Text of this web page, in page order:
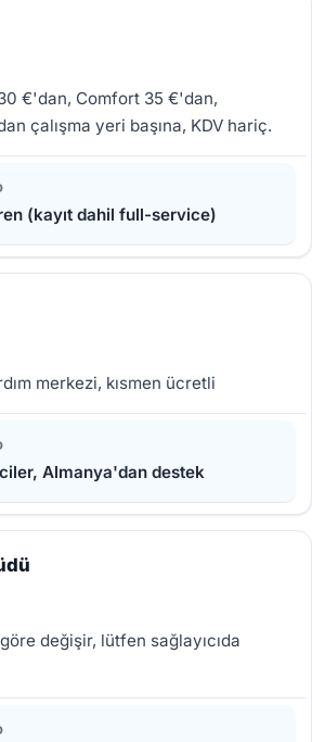
€'dan, Comfort 35 €'dan,
çalışma yeri başına, KDV hariç.
(kayıt dahil full-service)
merkezi, kısmen ücretli
Almanya'dan destek
değişir, lütfen sağlayıcıda